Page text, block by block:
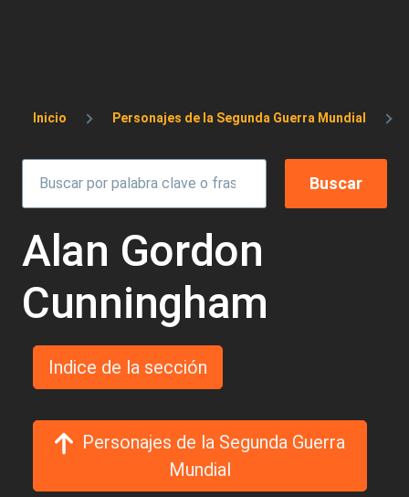
Sobrescribir enlaces de ayuda a la
Inicio Personajes de la Segunda Guerra Mundial
Alan Gordon
Cunningham
Indice de la sección
Personajes de la Segunda Guerra
Mundial